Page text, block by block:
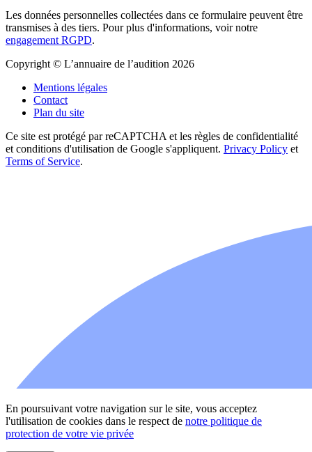
Les données personnelles collectées dans ce formulaire peuvent être
transmises à des tiers. Pour plus d'informations, voir notre
engagement RGPD.
Copyright © L’annuaire de l’audition 2026
Mentions légales
Contact
Plan du site
Ce site est protégé par reCAPTCHA et les règles de confidentialité
et conditions d'utilisation de Google s'appliquent. Privacy Policy et
Terms of Service.
En poursuivant votre navigation sur le site, vous acceptez
l'utilisation de cookies dans le respect de notre politique de
protection de votre vie privée